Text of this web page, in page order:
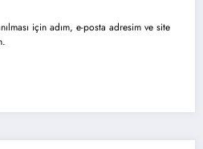
için adım, e-posta adresim ve site